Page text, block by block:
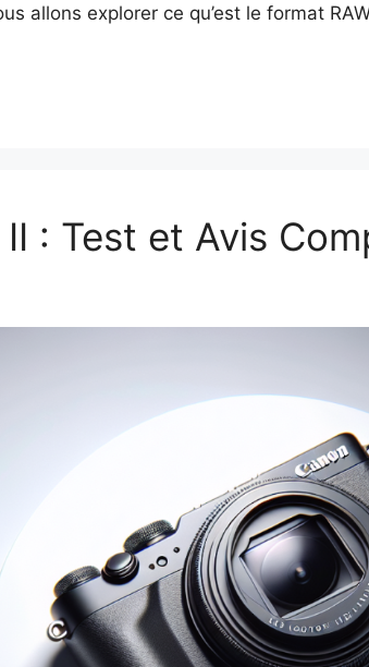
allons explorer ce qu’est le format
: Test et Avis